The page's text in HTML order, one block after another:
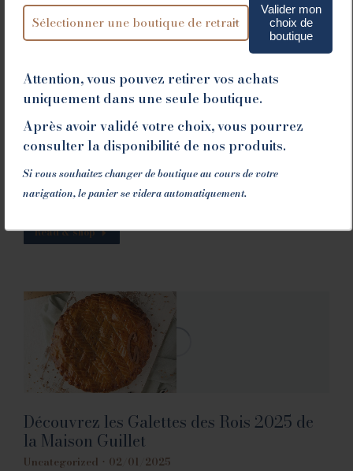
Valider mon
choix de
boutique
Attention, vous pouvez retirer vos achats
uniquement dans une seule boutique.
Après avoir validé votre choix, vous pourrez
consulter la disponibilité de nos produits.
Si vous souhaitez changer de boutique au cours de votre
navigation, le panier se videra automatiquement.
Chandeleur et Mardi Gras : Bugnes et
Crêpes à la Maison Guillet
Gourmandises 30/01/2025
Savourez les bugnes exquises de la Maison Guillet et
laissez-vous tenter par le croquant ou le moelleux, à
plaisir, accompagnez vos crêpes de notre pâte à
tartiner maison ou de notre crème de marron !
Read & shop
Découvrez les Galettes des Rois 2025 de
la Maison Guillet
Uncategorized 02/01/2025